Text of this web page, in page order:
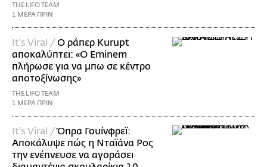
THE LIFO TEAM
1 ΜΕΡΑ ΠΡΙΝ
It's Viral /Ο ράπερ Kurupt
αποκαλύπτει: «Ο Eminem
πλήρωσε για να μπω σε κέντρο
αποτοξίνωσης»
THE LIFO TEAM
1 ΜΕΡΑ ΠΡΙΝ
It's Viral /Όπρα Γουίνφρεϊ:
Αποκάλυψε πώς η Νταϊάνα Ρος
την ενέπνευσε να αγοράσει